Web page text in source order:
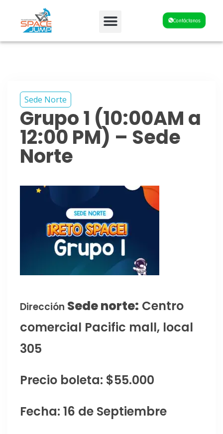
Contáctanos
Sede Norte
Grupo 1 (10:00AM a
12:00 PM) – Sede
Norte
Dirección Sede norte: Centro
comercial Pacific mall, local
305
Precio boleta: $55.000
Fecha: 16 de Septiembre